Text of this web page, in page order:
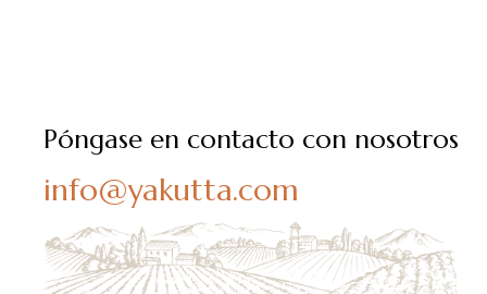
Póngase en contacto con nosotros
info@yakutta.com